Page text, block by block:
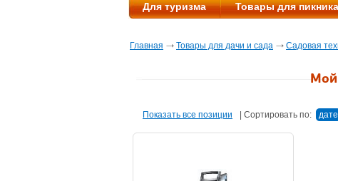
Для туризма Товары для пикника
Главная Товары для дачи и сада Садовая
Показать все позиции Сортировать по: дате